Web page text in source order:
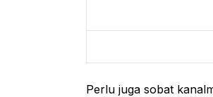
Perlu juga sobat